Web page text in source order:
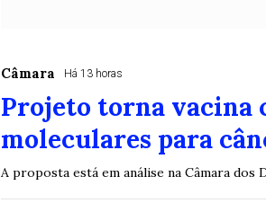
Câmara Há 13 horas
Projeto torna vacina
moleculares para
A proposta está em análise na Câmara dos